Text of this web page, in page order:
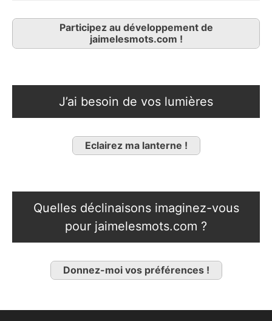
Participez au développement de
jaimelesmots.com !
J’ai besoin de vos lumières
Eclairez ma lanterne !
Quelles déclinaisons imaginez-vous
pour jaimelesmots.com ?
Donnez-moi vos préférences !